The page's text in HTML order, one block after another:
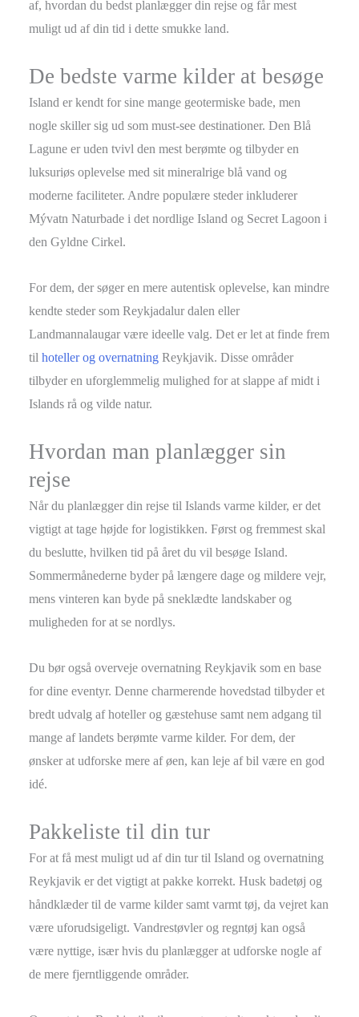
af, hvordan du bedst planlægger din rejse og får mest
muligt ud af din tid i dette smukke land.
De bedste varme kilder at besøge
Island er kendt for sine mange geotermiske bade, men
nogle skiller sig ud som must-see destinationer. Den Blå
Lagune er uden tvivl den mest berømte og tilbyder en
luksuriøs oplevelse med sit mineralrige blå vand og
moderne faciliteter. Andre populære steder inkluderer
Mývatn Naturbade i det nordlige Island og Secret Lagoon i
den Gyldne Cirkel.
For dem, der søger en mere autentisk oplevelse, kan mindre
kendte steder som Reykjadalur dalen eller
Landmannalaugar være ideelle valg. Det er let at finde frem
til hoteller og overnatning Reykjavik. Disse områder
tilbyder en uforglemmelig mulighed for at slappe af midt i
Islands rå og vilde natur.
Hvordan man planlægger sin
rejse
Når du planlægger din rejse til Islands varme kilder, er det
vigtigt at tage højde for logistikken. Først og fremmest skal
du beslutte, hvilken tid på året du vil besøge Island.
Sommermånederne byder på længere dage og mildere vejr,
mens vinteren kan byde på sneklædte landskaber og
muligheden for at se nordlys.
Du bør også overveje overnatning Reykjavik som en base
for dine eventyr. Denne charmerende hovedstad tilbyder et
bredt udvalg af hoteller og gæstehuse samt nem adgang til
mange af landets berømte varme kilder. For dem, der
ønsker at udforske mere af øen, kan leje af bil være en god
idé.
Pakkeliste til din tur
For at få mest muligt ud af din tur til Island og overnatning
Reykjavik er det vigtigt at pakke korrekt. Husk badetøj og
håndklæder til de varme kilder samt varmt tøj, da vejret kan
være uforudsigeligt. Vandrestøvler og regntøj kan også
være nyttige, især hvis du planlægger at udforske nogle af
de mere fjerntliggende områder.